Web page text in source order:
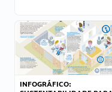
INFOGRÁFICO: